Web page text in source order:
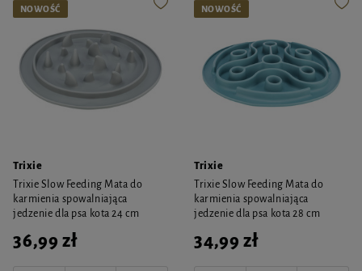
NOWOŚĆ
Trixie
Trixie Slow Feeding Mata do
karmienia spowalniająca
jedzenie dla psa kota 24 cm
36,99 zł
NOWOŚĆ
Trixie
Trixie Slow Feeding Mata do
karmienia spowalniająca
jedzenie dla psa kota 28 cm
34,99 zł